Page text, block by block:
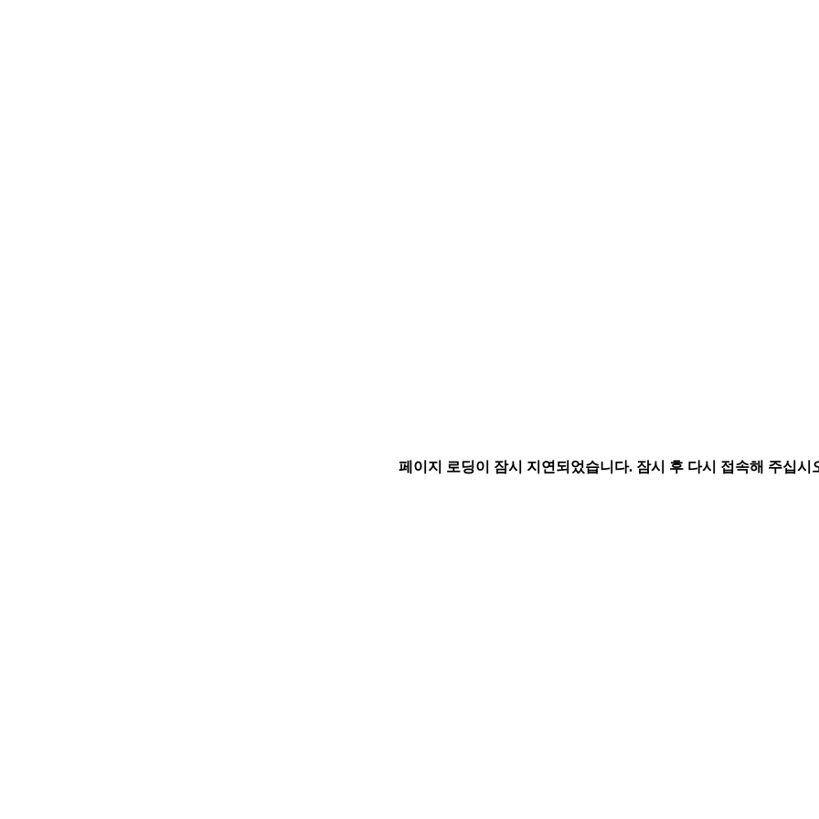
페이지 로딩이 잠시 지연되었습니다. 잠시 후 다시 접속해 주십시